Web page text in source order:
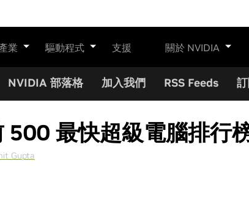
業 驅動程式 支援 關於 NVIDIA
NVIDIA 部落格 加入我們 RSS Feeds
500 最快超級電腦排行
Gupta